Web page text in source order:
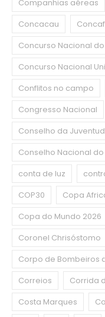
Companhias aéreas
Concacau
Concurso Nacional
Concurso Nacional
Conflitos no campo
Congresso Nacional
Conselho da
Conselho Nacional
conta de luz
COP30
Copa
Copa do Mundo 2026
Coronel Chrisóstomo
Corpo de Bombeiros
Correios
Corrida
Costa Marques